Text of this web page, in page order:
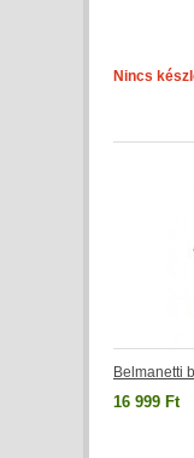
Nincs
Belmanetti
16 999 Ft